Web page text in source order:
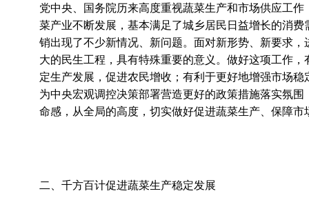
党中央、国务院历来高度重视蔬菜生产和市场供应工
菜产业不断发展，基本满足了城乡居民日益增长的消
销出现了不少新情况、新问题。面对新形势、新要求
大的民生工程，具有特殊重要的意义。做好这项工作
定生产发展，促进农民增收；有利于更好地增强市场
为中央宏观调控决策部署营造更好的政策措施落实氛
命感，从全局的高度，切实做好促进蔬菜生产、保障市
二、千方百计促进蔬菜生产稳定发展